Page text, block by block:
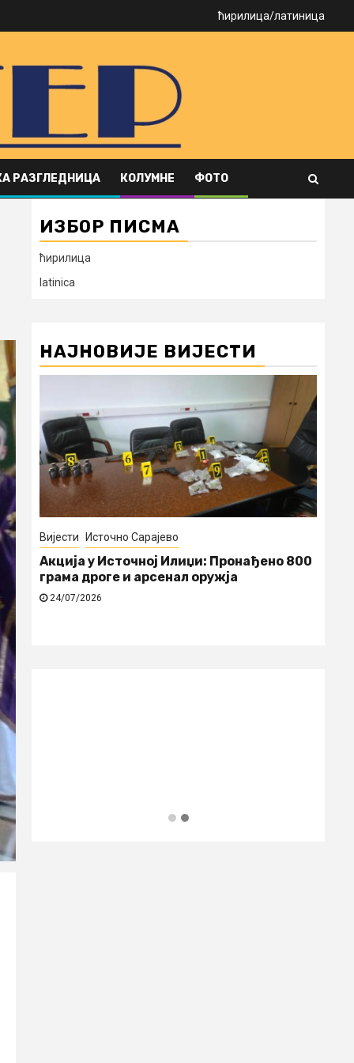
ћирилица/латиница
РАЗГЛЕДНИЦА КОЛУМНЕ ФОТО
ИЗБОР ПИСМА
ћирилица
latinica
НАЈНОВИЈЕ ВИЈЕСТИ
у функцији
Вијести
Акција у Источној Илиџи:
грама дроге и арсенал оружја